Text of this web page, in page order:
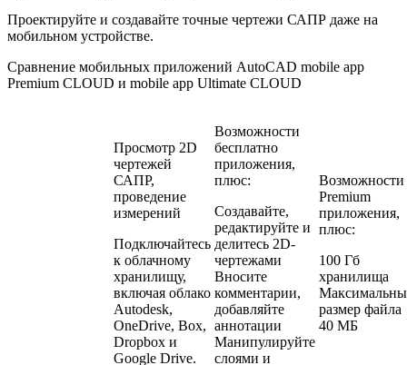
Проектируйте и создавайте точные чертежи САПР даже на
мобильном устройстве.
Сравнение мобильных приложений AutoCAD mobile app
Premium CLOUD и mobile app Ultimate CLOUD
Просмотр 2D
чертежей
САПР,
проведение
измерений
Подключайтесь
к облачному
хранилищу,
включая облако
Autodesk,
OneDrive, Box,
Dropbox и
Google Drive.
Возможности
бесплатно
приложения,
плюс:
Создавайте,
редактируйте и
делитесь 2D-
чертежами
Вносите
комментарии,
добавляйте
аннотации
Манипулируйте
слоями и
Возможности
Premium
приложения,
плюс:
100 Гб
хранилища
размер файла
40 МБ